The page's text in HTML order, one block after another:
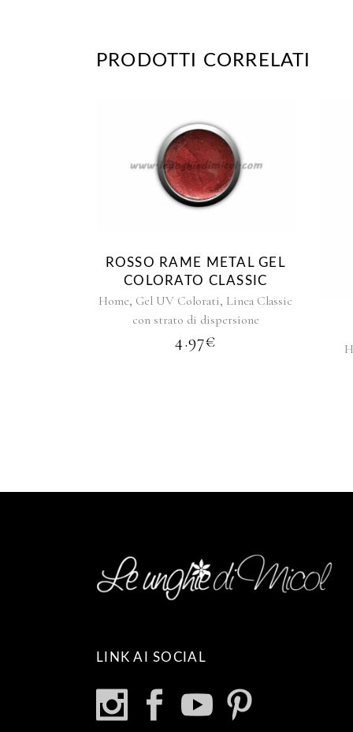
PRODOTTI CORRELATI
Questo
prodotto
ha
opzioni
possono
essere
scelte
nella
ROSSO RAME METAL GEL
COLORATO CLASSIC
Home, Gel UV Colorati, Linea Classic
con strato di dispersione
4.97€
LINK AI SOCIAL